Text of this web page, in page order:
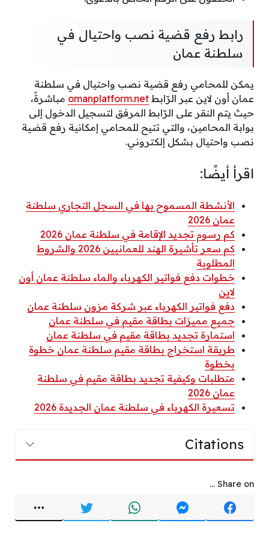
رابط رفع قضية نصب واحتيال في
سلطنة عمان
يمكن للمحامي رفع قضية نصب واحتيال في سلطنة
عمان أون لاين عبر الرّابط omanplatform.net مباشرةً،
حيث يتم النقر على الرّابط المرفق لتسجيل الدخول إلى
بوابة المحامين، والتي تتيح للمحامي إمكانية رفع قضية
نصب واحتيال بشكل إلكتروني.
اقرأ أيضًا:
الأنشطة المسموح بها في السجل التجاري سلطنة
عمان 2026
كم رسوم تجديد الإقامة في سلطنة عمان 2026
كم سعر تأشيرة الهند للعمانيين 2026 والشروط
المطلوبة
خطوات دفع فواتير الكهرباء والماء سلطنة عمان أون
لاين
دفع فواتير الكهرباء عبر شركة مزون سلطنة عمان
جميع مميزات بطاقة مقيم في سلطنة عمان
استمارة تجديد بطاقة مقيم في سلطنة عمان
طريقة استخراج بطاقة مقيم سلطنة عمان خطوة
بخطوة
متطلبات وكيفية تجديد بطاقة مقيم في سلطنة
عمان 2026
تسعيرة الكهرباء في سلطنة عمان الجديدة 2026
Citations
Share on ...